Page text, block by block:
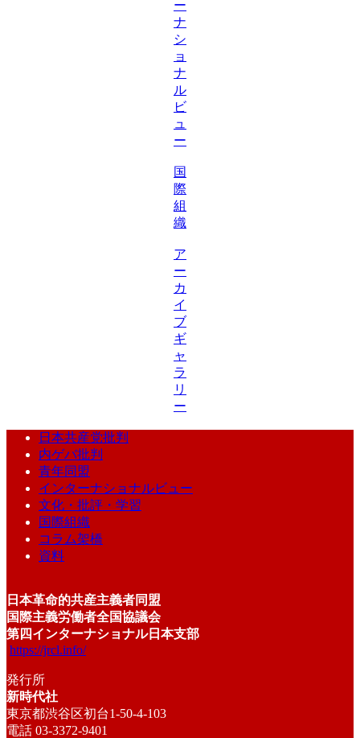
ー
ナ
シ
ョ
ナ
ル
ビ
ュ
ー
国
際
組
織
ア
ー
カ
イ
ブ
ギ
ャ
ラ
リ
ー
日本共産党批判
内ゲバ批判
青年同盟
インターナショナルビュー
文化・批評・学習
国際組織
コラム架橋
資料
日本革命的共産主義者同盟
国際主義労働者全国協議会
第四インターナショナル日本支部
https://jrcl.info/
発行所
新時代社
東京都渋谷区初台1-50-4-103
電話 03-3372-9401